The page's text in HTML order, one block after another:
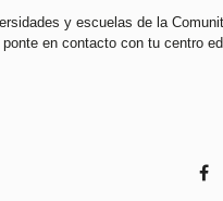
y escuelas de la
en contacto con tu centro